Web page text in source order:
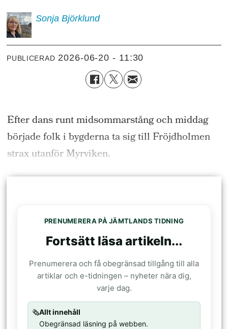
Sonja Björklund
PUBLICERAD 2026-06-20 - 11:30
Efter dans runt midsommarstång och middag
började folk i bygderna ta sig till Fröjdholmen
strax utanför Myrviken.
PRENUMERERA PÅ JÄMTLANDS TIDNING
Fortsätt läsa artikeln...
Prenumerera och få obegränsad tillgång till alla
artiklar och e-tidningen – nyheter nära dig,
varje dag.
🗞️Allt innehåll
Obegränsad läsning på webben.